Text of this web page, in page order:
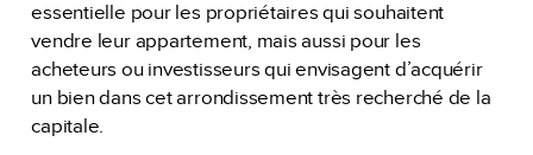
essentielle pour les propriétaires qui souhaitent
vendre leur appartement, mais aussi pour les
acheteurs ou investisseurs qui envisagent d’acquérir
un bien dans cet arrondissement très recherché de la
capitale.